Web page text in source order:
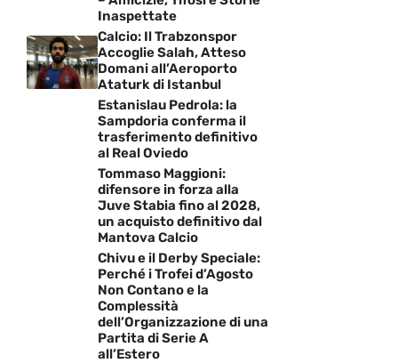
Inaspettate
Calcio: Il Trabzonspor
Accoglie Salah, Atteso
Domani all’Aeroporto
Ataturk di Istanbul
Estanislau Pedrola: la
Sampdoria conferma il
trasferimento definitivo
al Real Oviedo
Tommaso Maggioni:
difensore in forza alla
Juve Stabia fino al 2028,
un acquisto definitivo dal
Mantova Calcio
Chivu e il Derby Speciale:
Perché i Trofei d’Agosto
Non Contano e la
Complessità
dell’Organizzazione di una
Partita di Serie A
all’Estero